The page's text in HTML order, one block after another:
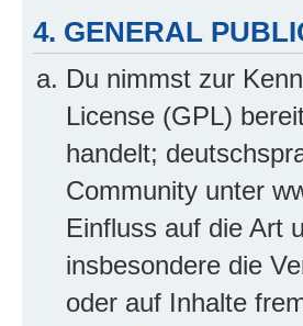
4. GENERAL
Du nimmst zur
License (GPL)
handelt;
Community unter
Einfluss auf die Art
insbesondere die
oder auf Inhalte